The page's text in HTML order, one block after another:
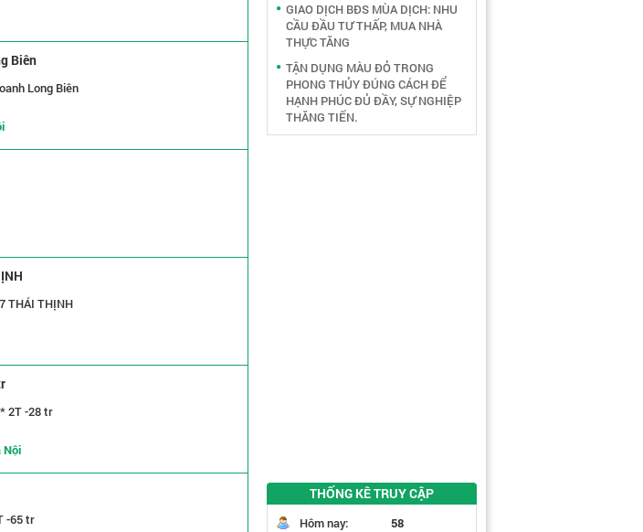
Biên
Long Biên
TẠI 27 THÁI THỊNH
2T -28 tr
Nội
-65 tr
GIAO DỊCH BĐS MÙA DỊCH: NHU
CẦU ĐẦU TƯ THẤP, MUA NHÀ
THỰC TĂNG
TẬN DỤNG MÀU ĐỎ TRONG
PHONG THỦY ĐÚNG CÁCH ĐỂ
HẠNH PHÚC ĐỦ ĐẦY, SỰ NGHIỆP
THĂNG TIẾN.
THỐNG KÊ TRUY CẬP
Hôm nay:
58